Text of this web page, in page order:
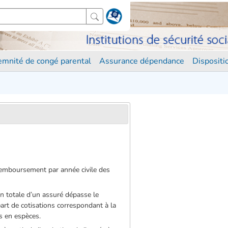
de congé parental Assurance dépendance
par année civile des
totale d’un assuré dépasse le
de cotisations correspondant à la
en espèces.